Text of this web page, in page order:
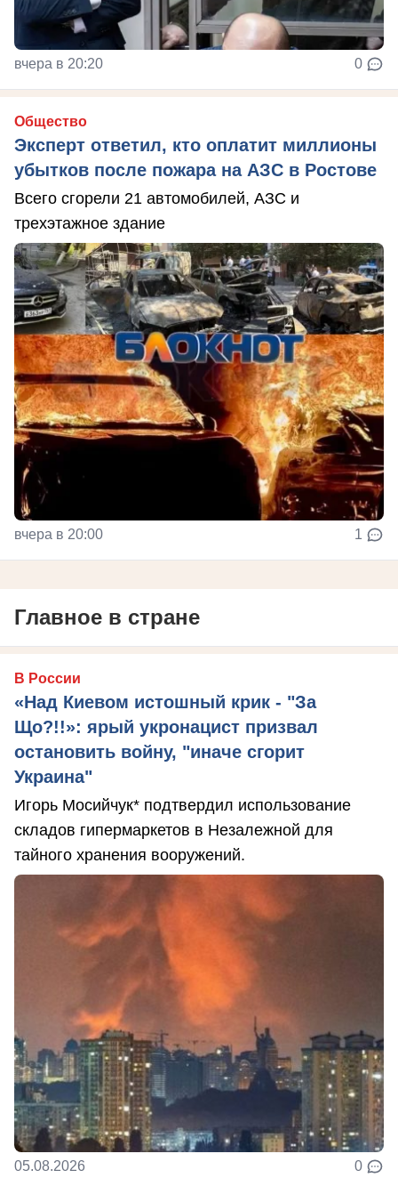
вчера в 20:20 0
Общество
Эксперт ответил, кто оплатит миллионы
убытков после пожара на АЗС в Ростове
Всего сгорели 21 автомобилей, АЗС и
трехэтажное здание
вчера в 20:00 1
Главное в стране
В России
«Над Киевом истошный крик - "За
Що?!!»: ярый укронацист призвал
остановить войну, "иначе сгорит
Украина"
Игорь Мосийчук* подтвердил использование
складов гипермаркетов в Незалежной для
тайного хранения вооружений.
05.08.2026 0